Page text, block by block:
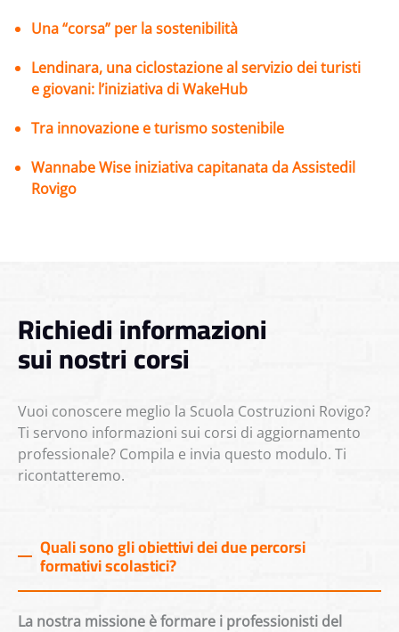
Una “corsa” per la sostenibilità
Lendinara, una ciclostazione al servizio dei turisti
e giovani: l’iniziativa di WakeHub
Tra innovazione e turismo sostenibile
Wannabe Wise iniziativa capitanata da Assistedil
Rovigo
Richiedi informazioni
sui nostri corsi
Vuoi conoscere meglio la Scuola Costruzioni Rovigo?
Ti servono informazioni sui corsi di aggiornamento
professionale? Compila e invia questo modulo. Ti
ricontatteremo.
Quali sono gli obiettivi dei due percorsi
formativi scolastici?
La nostra missione è formare i professionisti del